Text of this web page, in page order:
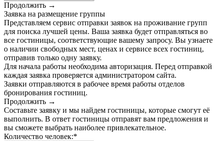
Продолжить →
Заявка на размещение группы
Представляем сервис отправки заявок на проживание групп
для поиска лучшей цены. Ваша заявка будет отправляться во
все гостиницы, соответствующие вашему запросу. Вы узнаете
о наличии свободных мест, ценах и сервисе всех гостиниц,
отправив только одну заявку.
Для начала работы необходима авторизация. Перед отправкой
каждая заявка проверяется администратором сайта.
Заявки отправляются в рабочее время работы отделов
бронирования гостиниц.
Продолжить →
Составьте заявку и мы найдем гостиницы, которые смогут её
выполнить. В ответ гостиницы отправят вам предложения и
вы сможете выбрать наиболее привлекательное.
Количество человек:*